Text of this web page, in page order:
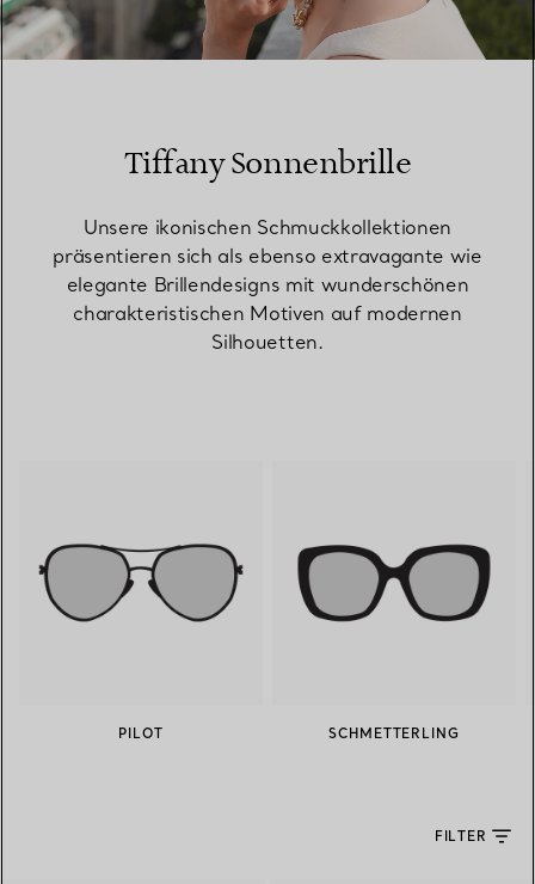
00:10 / 00:15
Tiffany Sonnenbrille
Unsere ikonischen Schmuckkollektionen
präsentieren sich als ebenso extravagante wie
elegante Brillendesigns mit wunderschönen
charakteristischen Motiven auf modernen
Silhouetten.
PILOT SCHMETTERLING
FILTER